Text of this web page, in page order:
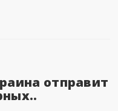
отправит